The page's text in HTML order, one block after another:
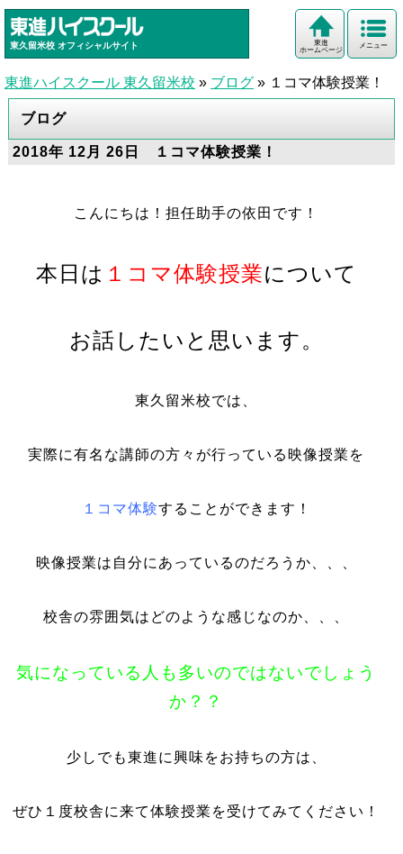
東久留米校 オフィシャルサイト メニュー
東進
ホームページ
東進ハイスクール 東久留米校 » ブログ » １コマ体験授業！
ブログ
2018年 12月 26日 １コマ体験授業！
こんにちは！担任助手の依田です！
本日は １コマ体験授業について
お話したいと思います。
東久留米校では、
実際に有名な講師の方々が行っている映像授業を
１コマ体験することができます！
映像授業は自分にあっているのだろうか、、、
校舎の雰囲気はどのような感じなのか、、、
気になっている人も多いのではないでしょう
か？？
少しでも東進に興味をお持ちの方は、
ぜひ１度校舎に来て体験授業を受けてみてください！